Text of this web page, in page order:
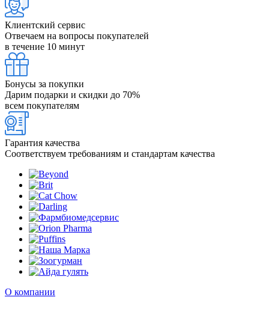
Клиентский сервис
Отвечаем на вопросы покупателей
в течение 10 минут
Бонусы за покупки
Дарим подарки и скидки до 70%
всем покупателям
Гарантия качества
Соответствуем требованиям и стандартам качества
О компании